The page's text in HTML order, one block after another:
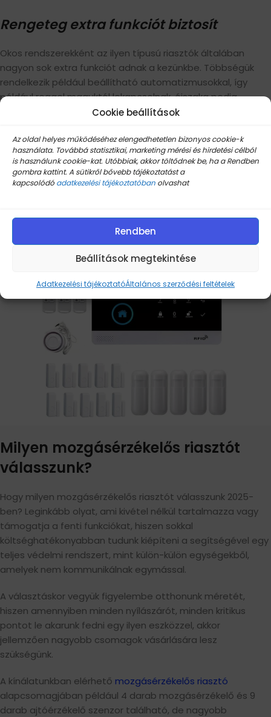
Cookie beállítások
Az oldal helyes működéséhez elengedhetetlen bizonyos cookie-k
használata. Továbbá statisztikai, marketing mérési és hirdetési célból
is használunk cookie-kat. Utóbbiak, akkor töltődnek be, ha a Rendben
gombra kattint. A sütikről bővebb tájékoztatást a
kapcsolódó adatkezelési tájékoztatóban olvashat
Rendben
Beállítások megtekintése
Adatkezelési tájékoztatóÁltalános szerződési feltételek
Rengeteg extra funkciót biztosít
Okos rendszerekként az ilyen típusú riasztók általában
nagyon sok extra funkciót adnak a kezünkbe. Többségük
rendelkezik például beállítható automatizmusokkal, így
például reggel maguktól lekapcsolnak, éjszaka pedig
aktiválódnak a beállított időpontokban.
Többségük működik kapucsengőként és kaputelefonként,
ha pedig főmoduljuk képes a SIM kártya fogadására, akkor
akár telefonálhatunk is vele otthonmaradt
családtagjainkkal, a cél minden esetben az, hogy
Milyen mozgásérzékelős riasztót
válasszunk?
Hogy milyen mozgásérzékelős riasztót válasszunk 2025-
ben? Leginkább olyat, ami kivétel nélkül tartalmazza vagy
támogatja a fenti funkciókat, hiszen sokkal
költséghatékonyabban tudunk kiépíteni a segítségével egy
teljes védelmi rendszert, mint külön-külön egységekből,
amelyek nem kommunikálnak egymással.
A választáskor vegyük figyelembe otthonunk méretét,
hiszen amennyiben minden nyílászárót, minden kritikus
pontot le akarunk fedni egy ilyen eszközzel, akkor
jellemzően nagyobb csomagok vásárlására lesz
szükségünk.
A kínálatunkban elérhető mozgásérzékelős riasztó
alapcsomagjában például 4 darab mozgásérzékelő és 9
darab ajtóérzékelő szenzor található, de nagyobb